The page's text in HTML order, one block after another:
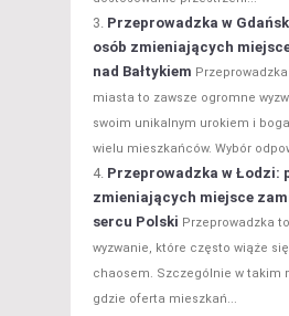
Przeprowadzka w
osób zmieniających
nad Bałtykiem
miasta to zawsze ogromne
swoim unikalnym urokiem i
wielu mieszkańców. Wybór
Przeprowadzka w Łodzi:
zmieniających miejsce
sercu Polski Przeprowadzka
wyzwanie, które często wiąże
chaosem. Szczególnie w takim
gdzie oferta mieszkań...